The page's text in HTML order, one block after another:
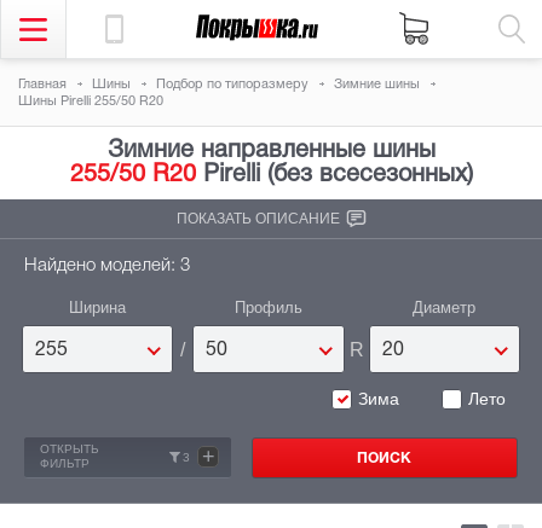
Главная Шины Подбор по типоразмеру
Зимние шины
Шины Pirelli 255/50 R20
Зимние направленные шины
255/50 R20Pirelli (без всесезонных)
ПОКАЗАТЬ ОПИСАНИЕ
Найдено моделей: 3
Ширина
255 /
Профиль
50 R
Диаметр
20
Зима Лето
ОТКРЫТЬ
ФИЛЬТР
3 +